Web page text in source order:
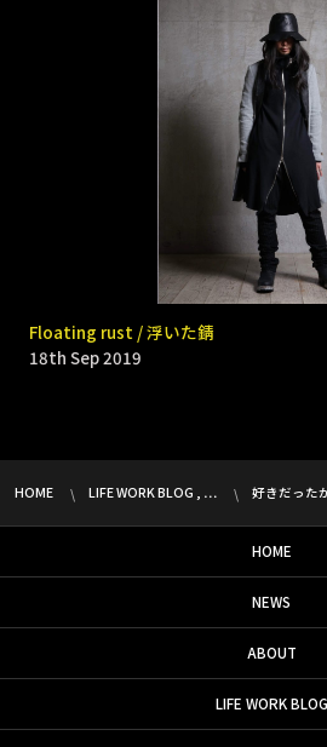
9331 _ Bomb rain
18th Sep 2019
Floating rust / 浮いた錆
18th Sep 2019
HOME LIFE WORK BLOG , … 好きだった
HOME
NEWS
ABOUT
LIFE WORK BLOG